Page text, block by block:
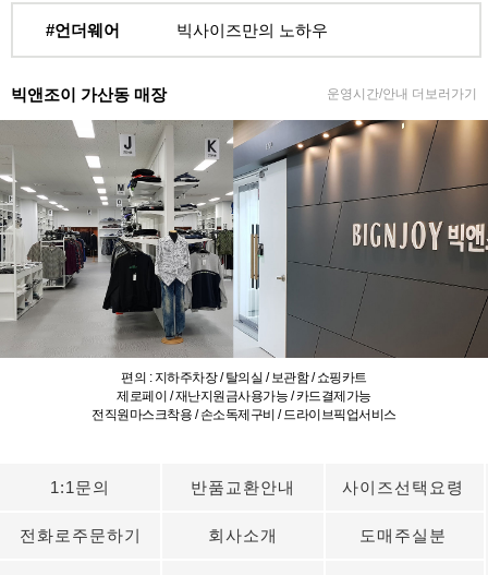
#언더웨어 빅사이즈만의 노하우
빅앤조이 가산동 매장 운영시간/안내 더보러가기
편의 : 지하주차장 / 탈의실 / 보관함 / 쇼핑카트
제로페이 / 재난지원금사용가능 / 카드결제가능
전직원마스크착용 / 손소독제구비 / 드라이브픽업서비스
1:1문의 반품교환안내 사이즈선택요령
전화로주문하기 회사소개 도매주실분